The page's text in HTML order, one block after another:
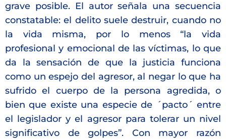
grave posible. El autor señala una secuencia
constatable: el delito suele destruir, cuando no
la vida misma, por lo menos “la vida
profesional y emocional de las víctimas, lo que
da la sensación de que la justicia funciona
como un espejo del agresor, al negar lo que ha
sufrido el cuerpo de la persona agredida, o
bien que existe una especie de ´pacto´ entre
el legislador y el agresor para tolerar un nivel
significativo de golpes”. Con mayor razón